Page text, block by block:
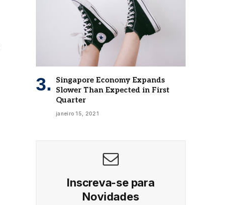
Singapore Economy Expands
Slower Than Expected in First
Quarter
janeiro 15, 2021
Inscreva-se para
Novidades